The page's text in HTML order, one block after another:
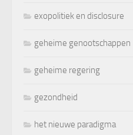
exopolitiek en disclosure
geheime genootschappen
geheime regering
gezondheid
het nieuwe paradigma